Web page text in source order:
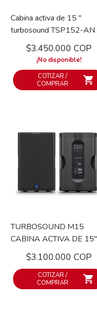
Cabina activa de 15 "
turbosound TSP152-AN
$3.450.000 COP
¡No disponible!
COTIZAR /
COMPRAR
TURBOSOUND M15
CABINA ACTIVA DE 15''
$3.100.000 COP
COTIZAR /
COMPRAR